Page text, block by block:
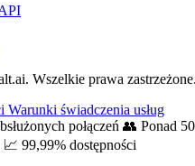
Wszelkie prawa zastrzeżone.
Warunki świadczenia usług
połączeń 👥 Ponad
📈 99,99% dostępności